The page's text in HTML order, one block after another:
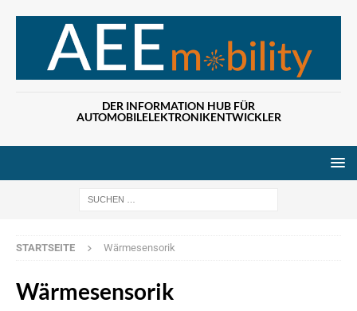
DER INFORMATION HUB FÜR
AUTOMOBILELEKTRONIKENTWICKLER
STARTSEITE Wärmesensorik
Wärmesensorik